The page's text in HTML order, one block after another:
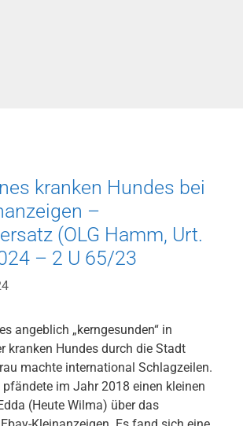
kranken Hundes bei
–
(OLG Hamm, Urt.
– 2 U 65/23
angeblich „kerngesunden“ in
kranken Hundes durch die Stadt
machte international Schlagzeilen.
pfändete im Jahr 2018 einen kleinen
(Heute Wilma) über das